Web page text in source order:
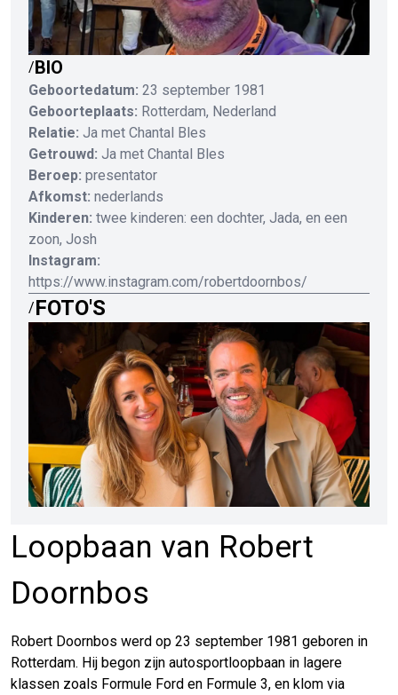
Loopbaan van Robert
Doornbos
Robert Doornbos werd op 23 september 1981 geboren in
Rotterdam. Hij begon zijn autosportloopbaan in lagere
klassen zoals Formule Ford en Formule 3, en klom via
/BIO
Geboortedatum: 23 september 1981
Geboorteplaats: Rotterdam, Nederland
Relatie: Ja met Chantal Bles
Getrouwd: Ja met Chantal Bles
Beroep: presentator
Afkomst: nederlands
Kinderen: twee kinderen: een dochter, Jada, en een
zoon, Josh
Instagram:
https://www.instagram.com/robertdoornbos/
/FOTO'S